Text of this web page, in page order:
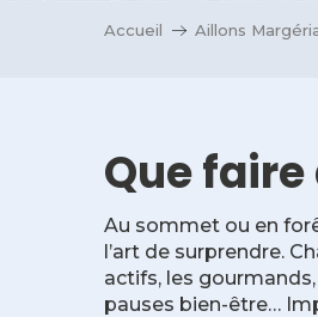
Accueil Aillons
Que
Au sommet ou en
l’art de surprendre.
actifs, les
pauses bien-être…